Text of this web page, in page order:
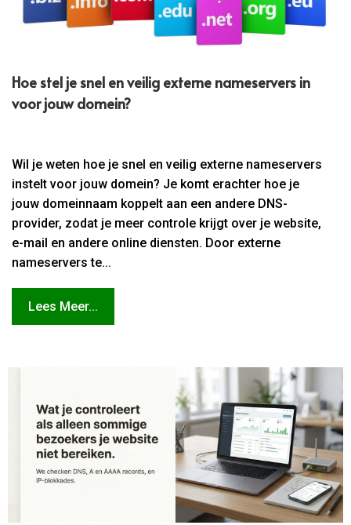
Hoe stel je snel en veilig externe nameservers in
voor jouw domein?
Wil je weten hoe je snel en veilig externe nameservers
instelt voor jouw domein? Je komt erachter hoe je
jouw domeinnaam koppelt aan een andere DNS-
provider, zodat je meer controle krijgt over je website,
e-mail en andere online diensten. Door externe
nameservers te...
Lees Meer...